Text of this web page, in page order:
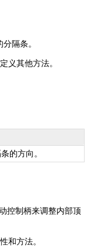
隔条。
义其他方法。
的方向。
控制柄来调整内部顶
和方法。